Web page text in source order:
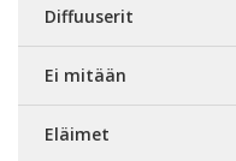
Diffuuserit
Ei mitään
Eläimet